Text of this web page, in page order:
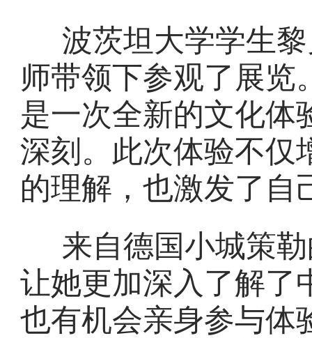
波茨坦大学学生
师带领下参观了展览
是一次全新的文化体
深刻。此次体验不仅
的理解，也激发了自
来自德国小城策
让她更加深入了解了
也有机会亲身参与体